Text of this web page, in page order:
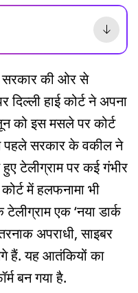
सरकार की ओर से
हाई कोर्ट ने अपना
को इस मसले पर कोर्ट
सरकार के वकील ने
टेलीग्राम पर कई गंभीर
में हलफनामा भी
एक ‘नया डार्क
अपराधी, साइबर
हैं. यह आतंकियों का
बन गया है.